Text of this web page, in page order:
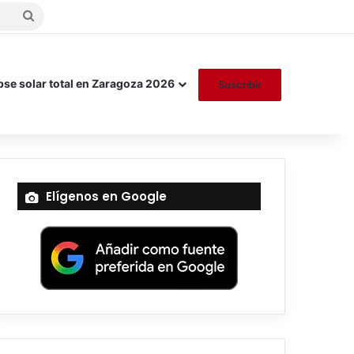
Buscar
solar total en Zaragoza 2026 Suscribir
Elígenos en Google